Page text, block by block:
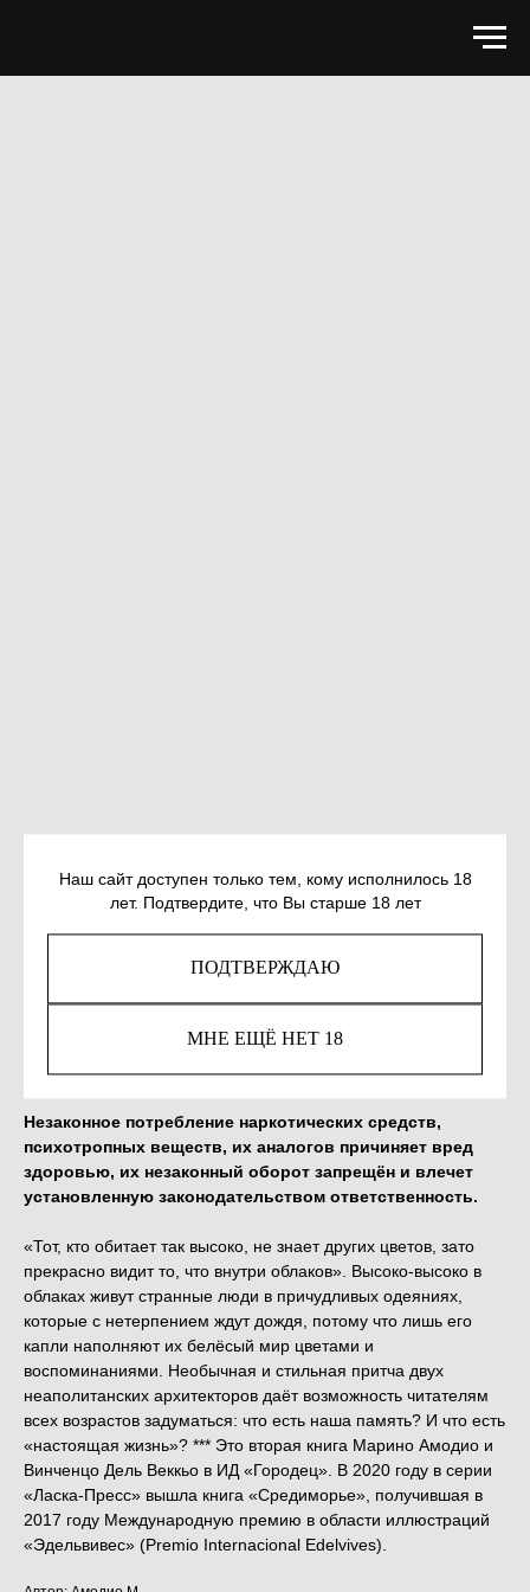
Наш сайт доступен только тем, кому исполнилось 18
лет. Подтвердите, что Вы старше 18 лет
ПОДТВЕРЖДАЮ
МНЕ ЕЩЁ НЕТ 18
АМОДИО М. ОБЛАЧНЫЕ ЖИТЕЛИ
КУПИТЬ
Незаконное потребление наркотических средств,
психотропных веществ, их аналогов причиняет вред
здоровью, их незаконный оборот запрещён и влечет
установленную законодательством ответственность.
«Тот, кто обитает так высоко, не знает других цветов, зато
прекрасно видит то, что внутри облаков». Высоко-высоко в
облаках живут странные люди в причудливых одеяниях,
которые с нетерпением ждут дождя, потому что лишь его
капли наполняют их белёсый мир цветами и
воспоминаниями. Необычная и стильная притча двух
неаполитанских архитекторов даёт возможность читателям
всех возрастов задуматься: что есть наша память? И что есть
«настоящая жизнь»? *** Это вторая книга Марино Амодио и
Винченцо Дель Веккьо в ИД «Городец». В 2020 году в серии
«Ласка-Пресс» вышла книга «Средиморье», получившая в
2017 году Международную премию в области иллюстраций
«Эдельвивес» (Premio Internacional Edelvives).